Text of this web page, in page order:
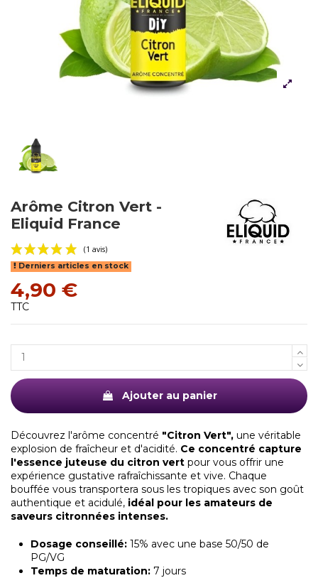
Arôme Citron Vert -
Eliquid France
Derniers articles en stock
4,90 €
TTC
Ajouter au panier
Découvrez l'arôme concentré "Citron Vert", une véritable
explosion de fraîcheur et d'acidité. Ce concentré capture
l'essence juteuse du citron vert pour vous offrir une
expérience gustative rafraîchissante et vive. Chaque
bouffée vous transportera sous les tropiques avec son goût
authentique et acidulé, idéal pour les amateurs de
saveurs citronnées intenses.
Dosage conseillé: 15% avec une base 50/50 de
PG/VG
Temps de maturation: 7 jours